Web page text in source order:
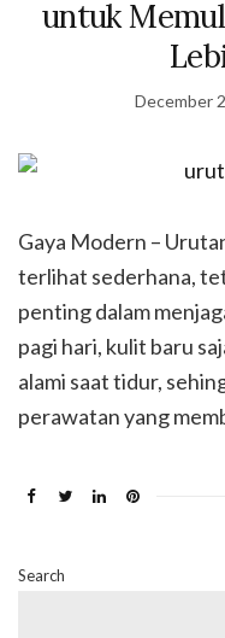
untuk
December
Gaya Modern –
terlihat sederhana,
penting dalam
pagi hari, kulit baru
alami saat tidur,
perawatan yang
Search